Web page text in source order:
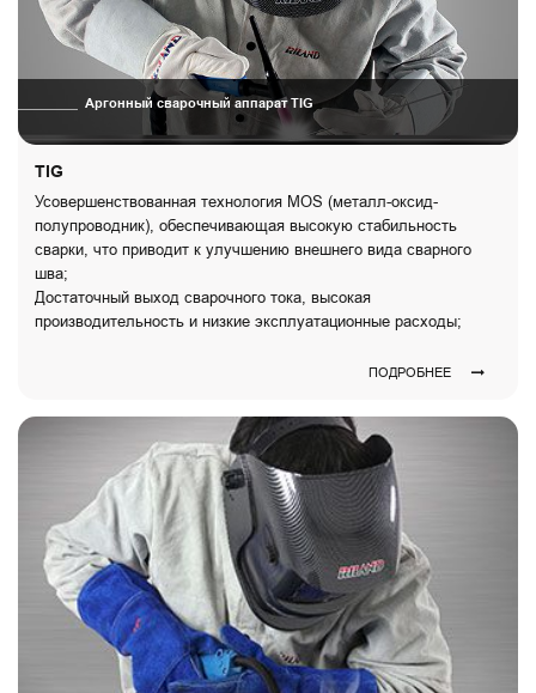
Аргонный сварочный аппарат TIG
TIG
Усовершенствованная технология MOS (металл-оксид-
полупроводник), обеспечивающая высокую стабильность
сварки, что приводит к улучшению внешнего вида сварного
шва;
Достаточный выход сварочного тока, высокая
производительность и низкие эксплуатационные расходы;
ПОДРОБНЕЕ